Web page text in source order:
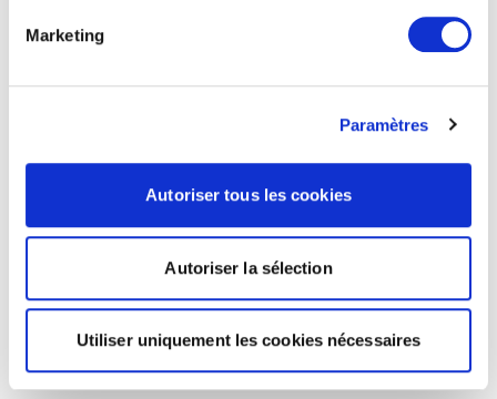
Marketing
Paramètres
Autoriser tous les cookies
Autoriser la sélection
Utiliser uniquement les cookies nécessaires